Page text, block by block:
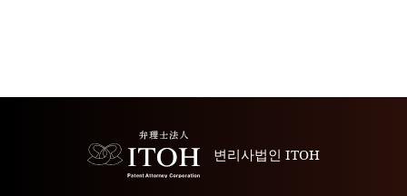
변리사법인 ITOH